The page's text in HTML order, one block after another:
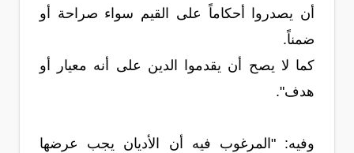
أن يصدروا أحكاماً على القيم سواء صراحة أو
ضمناً.
كما لا يصح أن يقدموا الدين على أنه معيار أو
هدف".
وفيه: "المرغوب فيه أن الأديان يجب عرضها